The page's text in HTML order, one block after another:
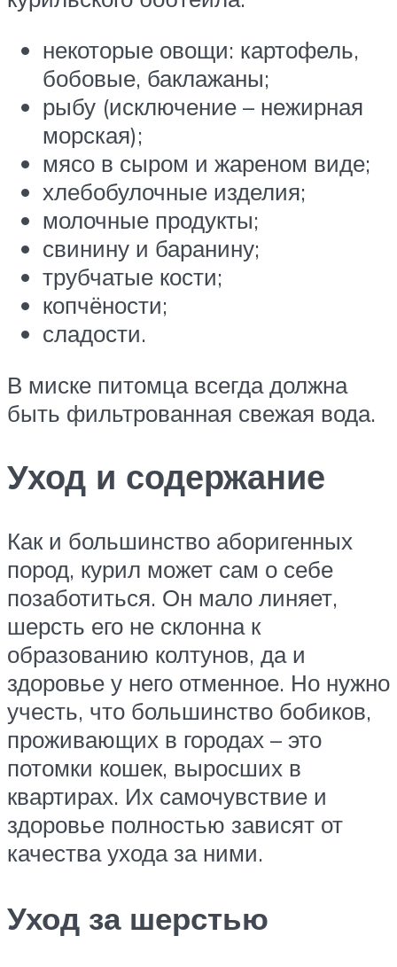
некоторые овощи: картофель,
бобовые, баклажаны;
рыбу (исключение – нежирная
морская);
мясо в сыром и жареном виде;
хлебобулочные изделия;
молочные продукты;
свинину и баранину;
трубчатые кости;
копчёности;
сладости.
В миске питомца всегда должна
быть фильтрованная свежая вода.
Уход и содержание
Как и большинство аборигенных
пород, курил может сам о себе
позаботиться. Он мало линяет,
шерсть его не склонна к
образованию колтунов, да и
здоровье у него отменное. Но нужно
учесть, что большинство бобиков,
проживающих в городах – это
потомки кошек, выросших в
квартирах. Их самочувствие и
здоровье полностью зависят от
качества ухода за ними.
Уход за шерстью